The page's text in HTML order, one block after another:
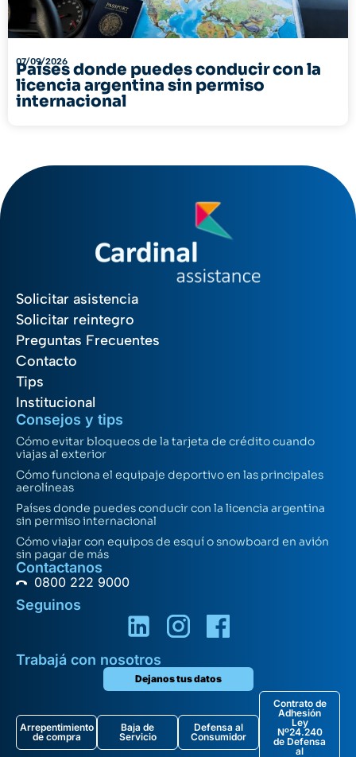
07/09/2026
Países donde puedes conducir con la
licencia argentina sin permiso
internacional
Solicitar asistencia
Solicitar reintegro
Preguntas Frecuentes
Contacto
Tips
Institucional
Consejos y tips
Cómo evitar bloqueos de la tarjeta de crédito cuando
viajas al exterior
Cómo funciona el equipaje deportivo en las principales
aerolíneas
Países donde puedes conducir con la licencia argentina
sin permiso internacional
Cómo viajar con equipos de esquí o snowboard en avión
sin pagar de más
Contactanos
0800 222 9000
Seguinos
Trabajá con nosotros
Dejanos tus datos
Arrepentimiento
de compra
Baja de
Servicio
Defensa al
Consumidor
Contrato de
Adhesión
Ley
Nº24.240
de Defensa
al